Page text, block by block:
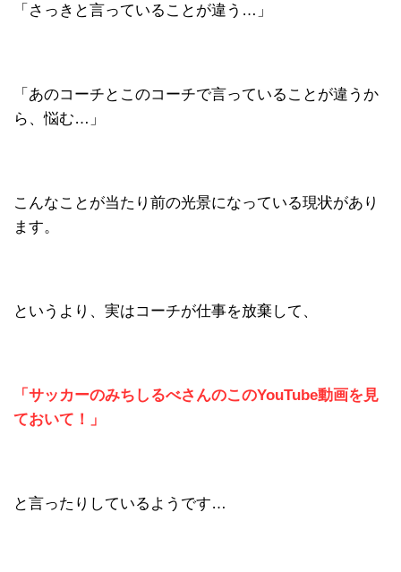
「さっきと言っていることが違う…」
「あのコーチとこのコーチで言っていることが違うか
ら、悩む…」
こんなことが当たり前の光景になっている現状があり
ます。
というより、実はコーチが仕事を放棄して、
「サッカーのみちしるべさんのこのYouTube動画を見
ておいて！」
と言ったりしているようです…